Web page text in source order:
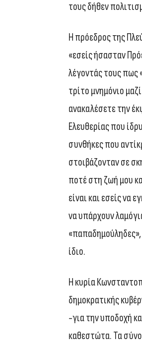
τους δήθεν
Η πρόεδρος της
«εσείς ήσασταν
λέγοντάς τους πως
τρίτο μνημόνιο
ανακαλέσετε την
Ελευθερίας που
συνθήκες που
στοιβάζονταν σε
ποτέ στη ζωή μου
είναι και εσείς να
να υπάρχουν
«παπαδημούληδες»,
ίδιο.
Η κυρία
δημοκρατικής
-για την υποδοχή
καθεστώτα. Τα